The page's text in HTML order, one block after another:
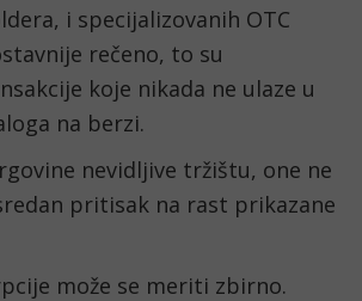
i specijalizovanih OTC
rečeno, to su
koje nikada ne ulaze u
na berzi.
nevidljive tržištu, one ne
pritisak na rast prikazane
može se meriti zbirno.